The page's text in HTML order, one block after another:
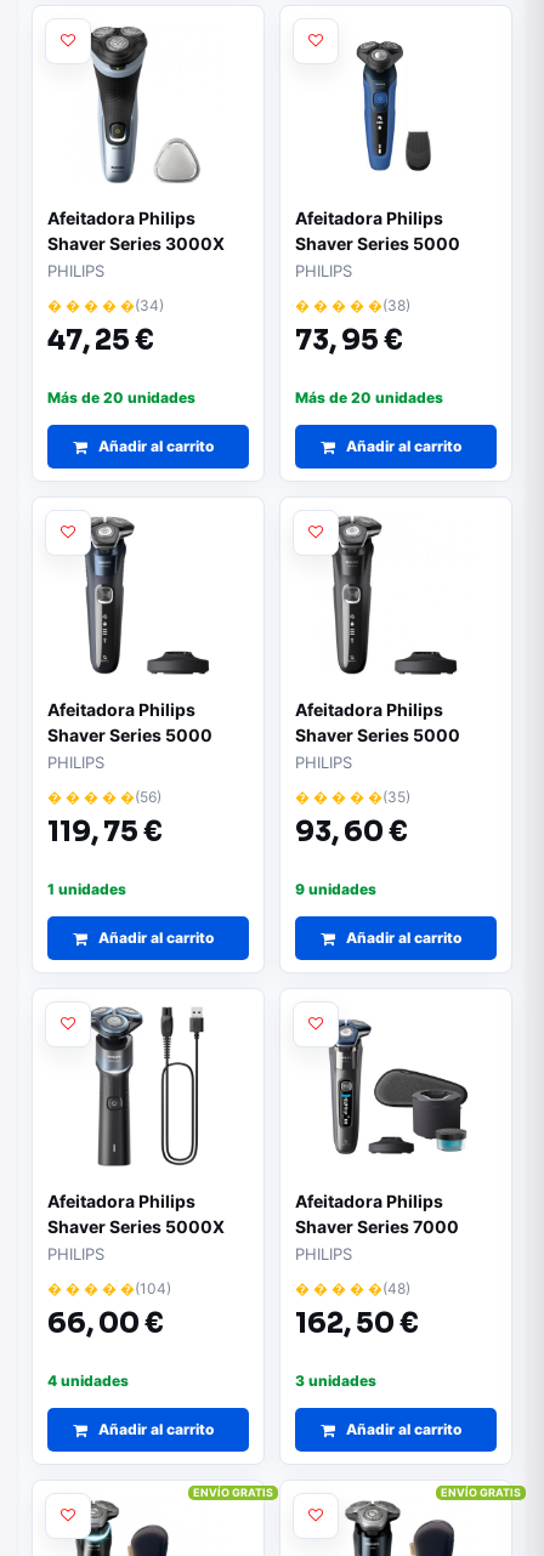
Afeitadora Philips
Shaver Series 3000X
X3063/ con Batería/ 2
Accesorios
PHILIPS
� � � � �(34)
47,25 €
Más de 20 unidades
Añadir al carrito
Afeitadora Philips
Shaver Series 5000
S5466/17/ con Batería /
2 Accesorios
PHILIPS
� � � � �(38)
73,95 €
Más de 20 unidades
Añadir al carrito
Afeitadora Philips
Shaver Series 5000
S5885/25/ con Batería
PHILIPS
� � � � �(56)
119,75 €
1 unidades
Añadir al carrito
Afeitadora Philips
Shaver Series 5000
S5898/25/ con Batería
PHILIPS
� � � � �(35)
93,60 €
9 unidades
Añadir al carrito
Afeitadora Philips
Shaver Series 5000X
X5006/00/ con Batería
PHILIPS
� � � � �(104)
66,00 €
4 unidades
Añadir al carrito
Afeitadora Philips
Shaver Series 7000
S7887/55/ con Batería/
4 Accesorios
PHILIPS
� � � � �(48)
162,50 €
3 unidades
Añadir al carrito
ENVÍO GRATIS ENVÍO GRATIS